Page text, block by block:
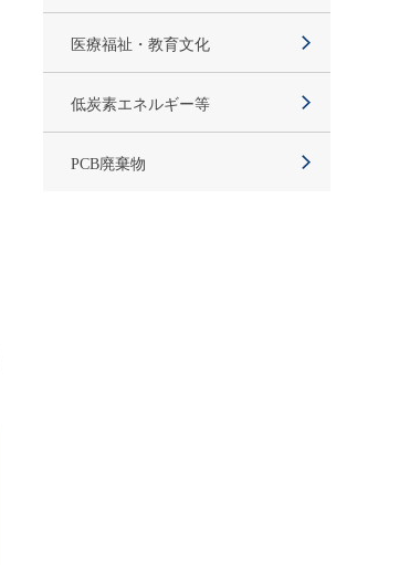
医療福祉・教育文化
低炭素エネルギー等
PCB廃棄物